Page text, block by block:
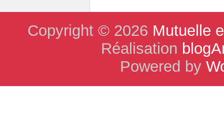
Copyright © 2026 Mutuelle
Réalisation
Powered by